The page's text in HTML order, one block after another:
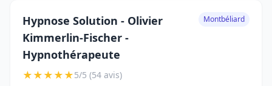
Hypnose Solution - Olivier
Kimmerlin-Fischer -
Hypnothérapeute
Montbéliard
★★★★★5/5 (54 avis)